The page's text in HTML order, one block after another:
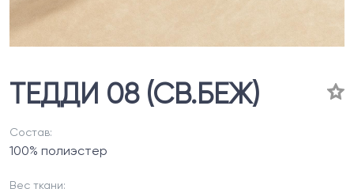
ТЕДДИ 08 (СВ.БЕЖ)
Состав:
100% полиэстер
Вес ткани: